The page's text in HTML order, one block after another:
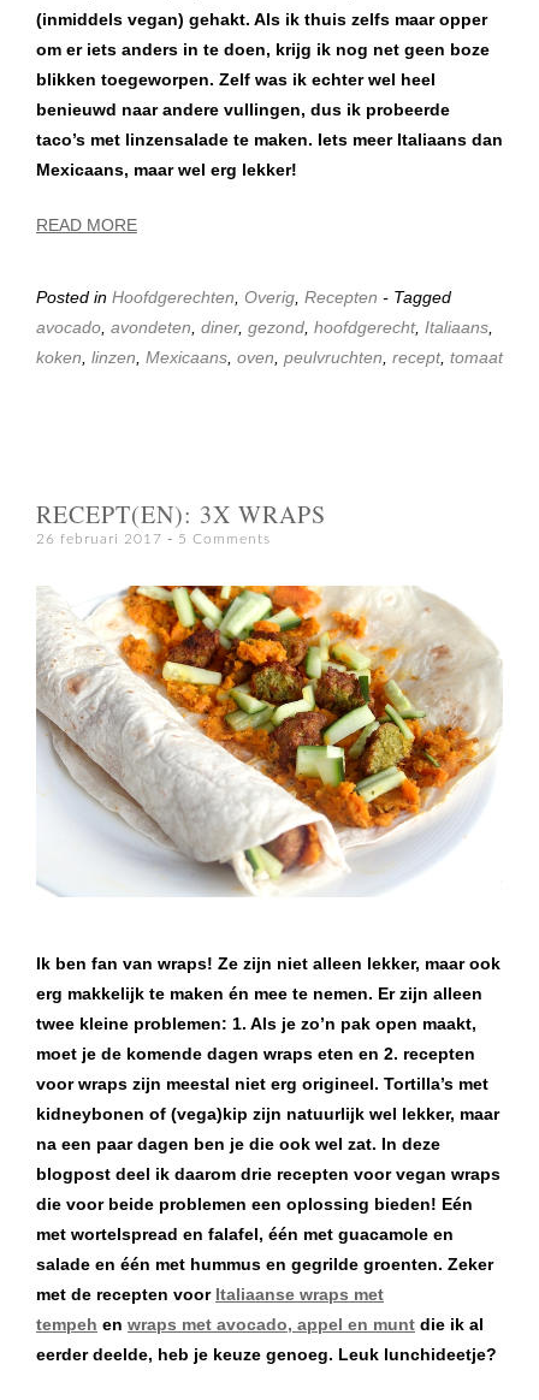
(inmiddels vegan) gehakt. Als ik thuis zelfs maar opper
om er iets anders in te doen, krijg ik nog net geen boze
blikken toegeworpen. Zelf was ik echter wel heel
benieuwd naar andere vullingen, dus ik probeerde
taco’s met linzensalade te maken. Iets meer Italiaans dan
Mexicaans, maar wel erg lekker!
READ MORE
Posted in Hoofdgerechten Overig Recepten - Tagged
avocado avondeten diner, gezond hoofdgerecht, Italiaans
koken linzen Mexicaans oven peulvruchten recept, tomaat
RECEPT(EN): 3X WRAPS
26 februari 2017 5 Comments
Ik ben fan van wraps! Ze zijn niet alleen lekker, maar ook
erg makkelijk te maken én mee te nemen. Er zijn alleen
twee kleine problemen: 1. Als je zo’n pak open maakt,
moet je de komende dagen wraps eten en 2. recepten
voor wraps zijn meestal niet erg origineel. Tortilla’s met
kidneybonen of (vega)kip zijn natuurlijk wel lekker, maar
na een paar dagen ben je die ook wel zat. In deze
blogpost deel ik daarom drie recepten voor vegan wraps
die voor beide problemen een oplossing bieden! Eén
met wortelspread en falafel, één met guacamole en
salade en één met hummus en gegrilde groenten. Zeker
met de recepten voor Italiaanse wraps met
tempeh en wraps met avocado, appel en munt die ik al
eerder deelde, heb je keuze genoeg. Leuk lunchideetje?